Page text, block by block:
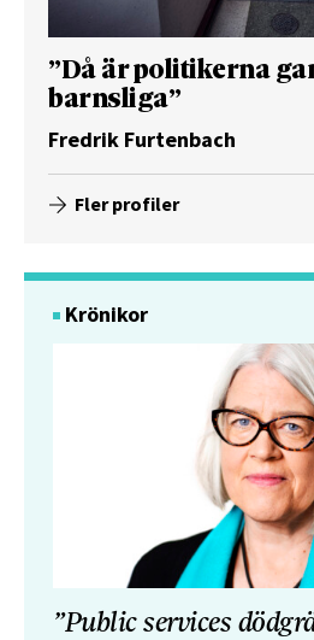
”Då är politikerna
barnsliga”
Fredrik Furtenbach
Fler profiler
Krönikor
”Public services